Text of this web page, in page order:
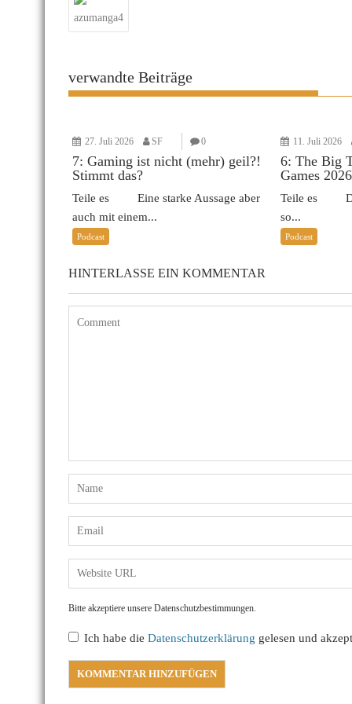
azumanga4
verwandte Beiträge
27. Juli 2026 SF 0
7: Gaming ist nicht (mehr) geil?!
Stimmt das?
Teile es Eine starke Aussage aber
auch mit einem...
Podcast
11. Juli 2026
6: The Big
Games
Teile es
so...
Podcast
HINTERLASSE EIN KOMMENTAR
Bitte akzeptiere unsere Datenschutzbestimmungen.
Ich habe die Datenschutzerklärung gelesen und